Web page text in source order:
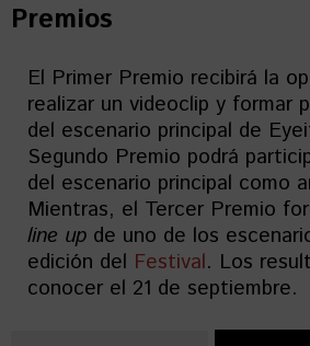
Premios
El Primer Premio recibirá la
realizar un videoclip y formar
del escenario principal de
Segundo Premio podrá
del escenario principal como
Mientras, el Tercer Premio
line up de uno de los
edición del Festival. Los
conocer el 21 de septiembre.